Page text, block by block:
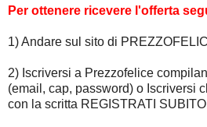
Per ottenere ricevere l'offerta
1) Andare sul sito di
2) Iscriversi a Prezzofelice
(email, cap, password) o Iscriversi
con la scritta REGISTRATI